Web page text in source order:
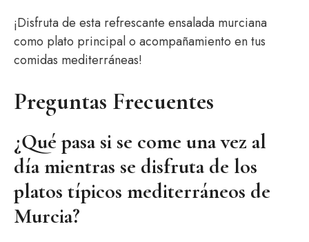
¡Disfruta de esta refrescante ensalada murciana
como plato principal o acompañamiento en tus
comidas mediterráneas!
Preguntas Frecuentes
¿Qué pasa si se come una vez al
día mientras se disfruta de los
platos típicos mediterráneos de
Murcia?